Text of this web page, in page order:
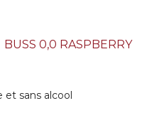
BUSS 0,0 RASPBERRY
et sans alcool